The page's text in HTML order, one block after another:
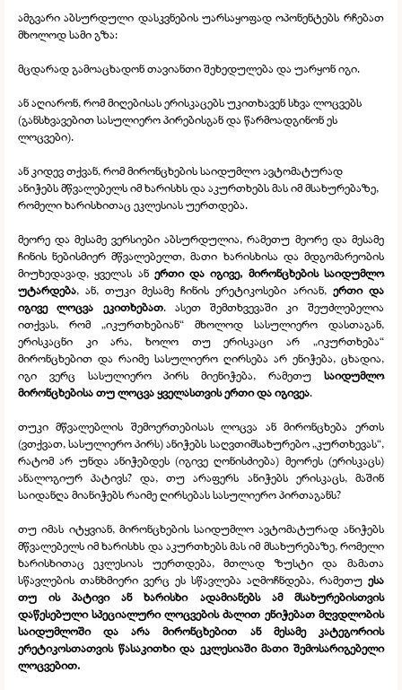
ამგვარი აბსურდული დასკვნების უარსაყოფად ოპონენტებს რჩებათ
მხოლოდ სამი გზა:
მცდარად გამოაცხადონ თავიანთი შეხედულება და უარყონ იგი.
ან აღიარონ, რომ მიღებისას ერისკაცებს უკითხავენ სხვა ლოცვებს
(განსხვავებით სასულიერო პირებისგან და წარმოადგინონ ეს
ლოცვები).
ან კიდევ თქვან, რომ მირონცხების საიდუმლო ავტომატურად
ანიჭებს მწვალებელს იმ ხარისხს და აკურთხებს მას იმ მსახურებაზე,
რომელი ხარისხითაც ეკლესიას უერთდება.
მეორე და მესამე ვერსიები აბსურდულია, რამეთუ მეორე და მესამე
ჩინის ნებისმიერ მწვალებელთ, მათი ხარისხისა და მდგომარეობის
მიუხედავად, ყველას ან ერთი და იგივე, მირონცხების საიდუმლო
უტარდება, ან, თუკი მესამე ჩინის ერეტიკოსები არიან, ერთი და
იგივე ლოცვა ეკითხებათ. ასეთ შემთხვევაში კი შეუძლებელია
ითქვას, რომ „იკურთხებიან“ მხოლოდ სასულიერო დასთაგან,
ერისკაცნი კი არა, ხოლო თუ ერისკაცი არ „იკურთხება“
მირონცხებით და რაიმე სასულიერო ღირსება არ ენიჭება, ცხადია,
იგი ვერც სასულიერო პირს მიენიჭება, რამეთუ
საიდუმლო
მირონცხებისა თუ ლოცვა ყველასთვის ერთი და იგივეა.
თუკი მწვალებლის შემოერთებისას ლოცვა ან მირონცხება ერთს
(ვთქვათ, სასულიერო პირს) ანიჭებს საღვთიმსახურებო „კურთხევას“,
რატომ არ უნდა ანიჭებდეს (იგივე ღონისძიება) მეორეს (ერისკაცს)
ანალოგიურ პატივს? და, თუ არაფერს ანიჭებს ერისკაცს, მაშინ
საიდანღა მიანიჭებს რაიმე ღირსებას სასულიერო პირთაგანს?
თუ იმას იტყვიან, მირონცხების საიდუმლო ავტომატურად ანიჭებს
მწვალებელს იმ ხარისხს და აკურთხებს მას იმ მსახურებაზე, რომელი
ხარისხითაც ეკლესიას უერთდება, მთლად ზუსტი და მამათა
სწავლების თანხმიერი ვერც ეს სწავლება აღმოჩნდება, რამეთუ ესა
თუ ის პატივი ან ხარისხი ადამიანებს ამ მსახურებისთვის
დაწესებული სპეციალური ლოცვების ძალით ენიჭებათ მღვდლობის
საიდუმლოში და არა მირონცხებით ან მესამე კატეგორიის
ერეტიკოსთათვის წასაკითხი და ეკლესიაში მათი შემოსარიგებელი
ლოცვებით.